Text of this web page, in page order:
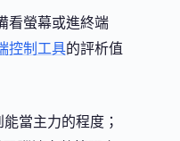
看螢幕或進終端
控制工具的評析值
當主力的程度；